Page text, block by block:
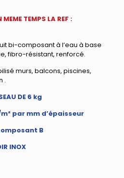
TEMPS LA REF :
bi-composant à l’eau à base
fibro-résistant, renforcé.
murs, balcons, piscines,
.
DE 6 kg
par mm d’épaisseur
B
INOX